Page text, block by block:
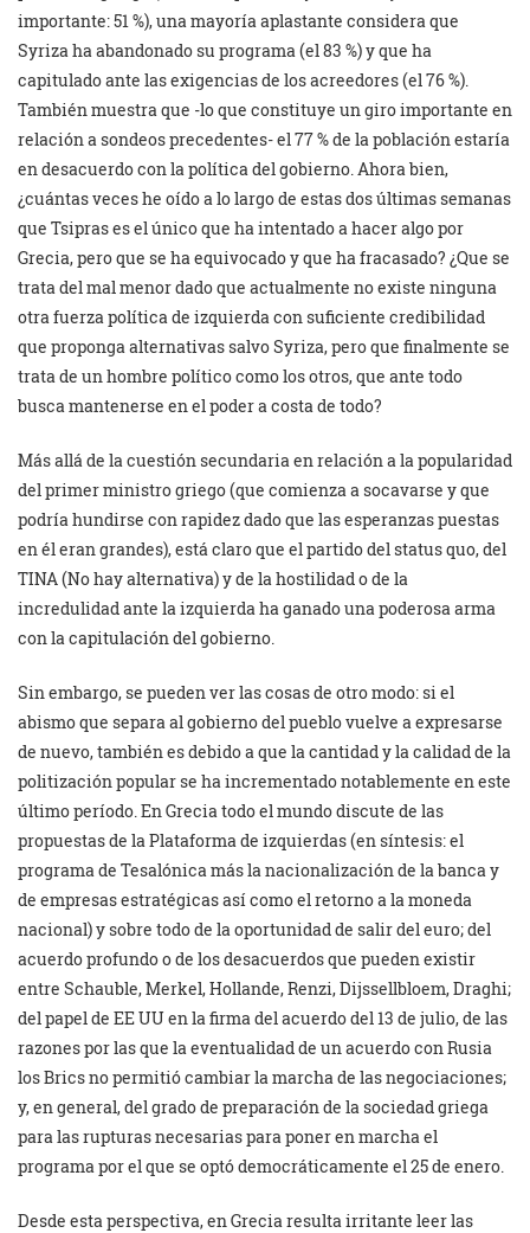
importante: 51 %), una mayoría aplastante considera que
Syriza ha abandonado su programa (el 83 %) y que ha
capitulado ante las exigencias de los acreedores (el 76 %).
También muestra que -lo que constituye un giro importante en
relación a sondeos precedentes- el 77 % de la población estaría
en desacuerdo con la política del gobierno. Ahora bien,
¿cuántas veces he oído a lo largo de estas dos últimas semanas
que Tsipras es el único que ha intentado a hacer algo por
Grecia, pero que se ha equivocado y que ha fracasado? ¿Que se
trata del mal menor dado que actualmente no existe ninguna
otra fuerza política de izquierda con suficiente credibilidad
que proponga alternativas salvo Syriza, pero que finalmente se
trata de un hombre político como los otros, que ante todo
busca mantenerse en el poder a costa de todo?
Más allá de la cuestión secundaria en relación a la popularidad
del primer ministro griego (que comienza a socavarse y que
podría hundirse con rapidez dado que las esperanzas puestas
en él eran grandes), está claro que el partido del status quo, del
TINA (No hay alternativa) y de la hostilidad o de la
incredulidad ante la izquierda ha ganado una poderosa arma
con la capitulación del gobierno.
Sin embargo, se pueden ver las cosas de otro modo: si el
abismo que separa al gobierno del pueblo vuelve a expresarse
de nuevo, también es debido a que la cantidad y la calidad de la
politización popular se ha incrementado notablemente en este
último período. En Grecia todo el mundo discute de las
propuestas de la Plataforma de izquierdas (en síntesis: el
programa de Tesalónica más la nacionalización de la banca y
de empresas estratégicas así como el retorno a la moneda
nacional) y sobre todo de la oportunidad de salir del euro; del
acuerdo profundo o de los desacuerdos que pueden existir
entre Schauble, Merkel, Hollande, Renzi, Dijssellbloem, Draghi;
del papel de EE UU en la firma del acuerdo del 13 de julio, de las
razones por las que la eventualidad de un acuerdo con Rusia
los Brics no permitió cambiar la marcha de las negociaciones;
y, en general, del grado de preparación de la sociedad griega
para las rupturas necesarias para poner en marcha el
programa por el que se optó democráticamente el 25 de enero.
Desde esta perspectiva, en Grecia resulta irritante leer las